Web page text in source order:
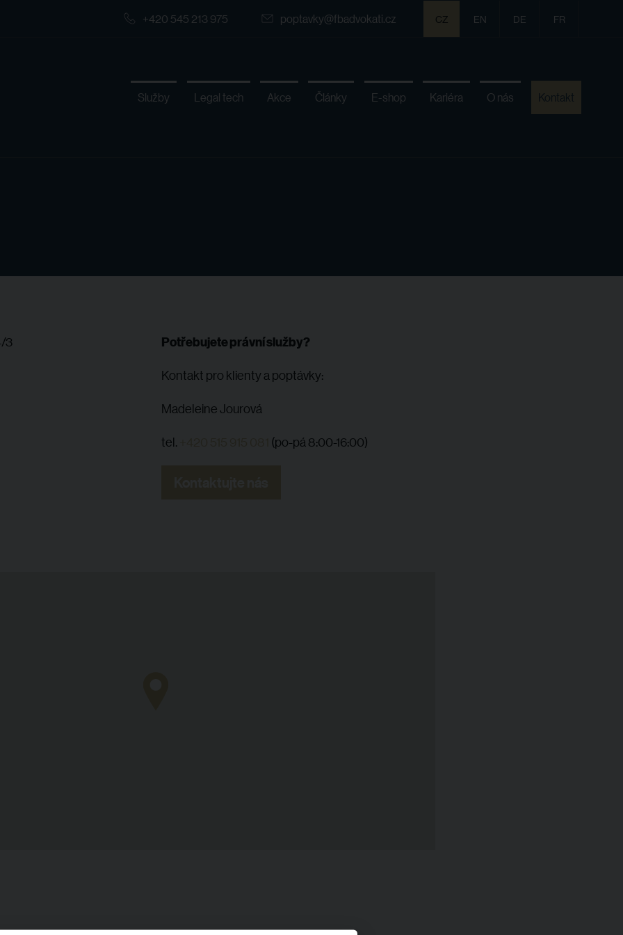
+420 545 213 975 poptavky@fbadvokati.cz CZ EN DE FR
Služby Legal tech Akce Články E-shop Kariéra O nás Kontakt
3 Potřebujete právní služby?
Kontakt pro klienty a poptávky:
Madeleine Jourová
tel. (po-pá 8:00-16:00)